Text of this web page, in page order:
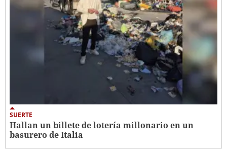
SUERTE
Hallan un billete de lotería millonario en un
basurero de Italia